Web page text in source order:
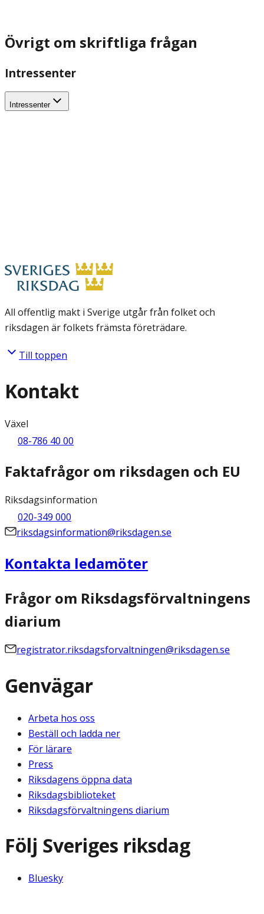
Övrigt om skriftliga frågan
Intressenter
Intressenter
All offentlig makt i Sverige utgår från folket och
riksdagen är folkets främsta företrädare.
Till toppen
Kontakt
Växel
08-786 40 00
Faktafrågor om riksdagen och EU
Riksdagsinformation
020-349 000
riksdagsinformation@riksdagen.se
Kontakta ledamöter
Frågor om Riksdagsförvaltningens
diarium
registrator.riksdagsforvaltningen@riksdagen.se
Genvägar
Arbeta hos oss
Beställ och ladda ner
För lärare
Press
Riksdagens öppna data
Riksdagsbiblioteket
Riksdagsförvaltningens diarium
Följ Sveriges riksdag
Bluesky